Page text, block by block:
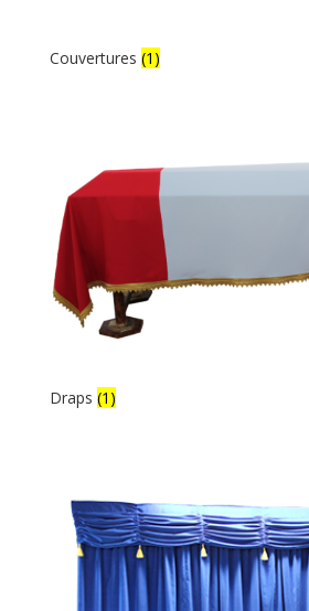
Couvertures (1)
Draps (1)